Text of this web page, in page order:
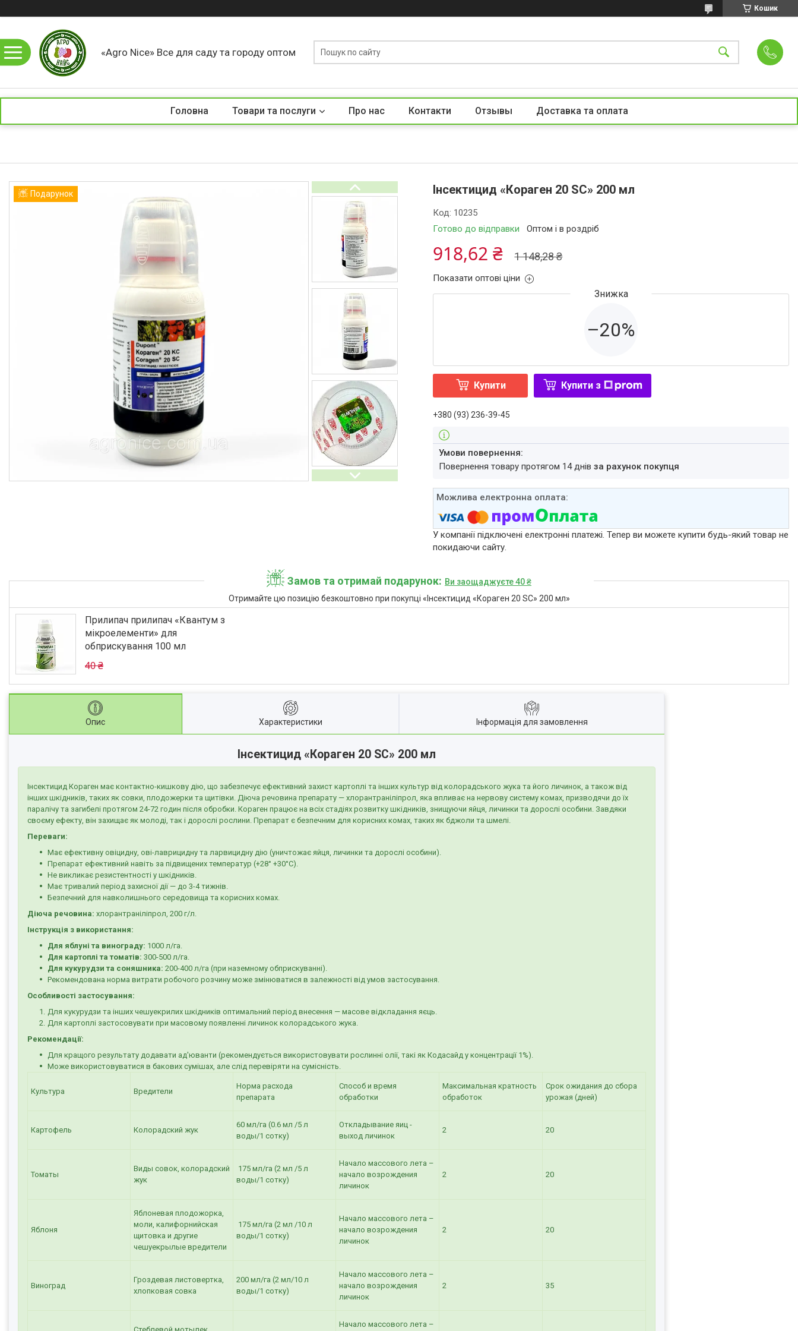
Кошик
«Agro Nice» Все для саду та городу оптом
Головна Товари та послуги Про нас Контакти Отзывы Доставка та оплата
Подарунок Інсектицид «Кораген 20 SC» 200 мл
Готово до відправки Оптом і в роздріб
Код: 10235
1 148,28 ₴
918,62 ₴
Показати оптові ціни
–20%
Купити Купити з
+380 (93) 236-39-45
повернення товару протягом 14 днівза рахунок покупця
У компанії підключені електронні платежі. Тепер ви можете купити будь-який товар не
покидаючи сайту.
Замов та отримай подарунок
Ви заощаджуєте 40 ₴
Отримайте цю позицію безкоштовно при покупці «Інсектицид «Кораген 20 SC» 200 мл»
40 ₴
Прилипач прилипач «Квантум з
мікроелементи» для
обприскування 100 мл
Опис Характеристики Інформація для замовлення
Інсектицид «Кораген 20 SC» 200 мл
Інсектицид Кораген має контактно-кишкову дію, що забезпечує ефективний захист картоплі та інших культур від колорадського жука та його личинок, а також від
інших шкідників, таких як совки, плодожерки та щитівки. Діюча речовина препарату — хлорантраніліпрол, яка впливає на нервову систему комах, призводячи до їх
паралічу та загибелі протягом 24-72 годин після обробки. Кораген працює на всіх стадіях розвитку шкідників, знищуючи яйця, личинки та дорослі особини. Завдяки
своєму ефекту, він захищає як молоді, так і дорослі рослини. Препарат є безпечним для корисних комах, таких як бджоли та шмелі.
Переваги:
Має ефективну овіцидну, ові-лаврицидну та ларвицидну дію (уничтожає яйця, личинки та дорослі особини).
Препарат ефективний навіть за підвищених температур (+28° +30°C).
Не викликає резистентності у шкідників.
Має тривалий період захисної дії — до 3-4 тижнів.
Безпечний для навколишнього середовища та корисних комах.
Діюча речовина: хлорантраніліпрол, 200 г/л.
Інструкція з використання:
Для яблуні та винограду: 1000 л/га.
Для картоплі та томатів: 300-500 л/га.
Для кукурудзи та соняшника: 200-400 л/га (при наземному обприскуванні).
Рекомендована норма витрати робочого розчину може змінюватися в залежності від умов застосування.
Особливості застосування:
Для кукурудзи та інших чешуекрилих шкідників оптимальний період внесення — масове відкладання яєць.
Для картоплі застосовувати при масовому появленні личинок колорадського жука.
Рекомендації:
Для кращого результату додавати ад'юванти (рекомендується використовувати рослинні олії, такі як Кодасайд у концентрації 1%).
Може використовуватися в бакових сумішах, але слід перевіряти на сумісність.
Культура Вредители
Норма расхода
препарата
Способ и время
обработки
Максимальная кратность
обработок
Срок ожидания до сбора
урожая (дней)
Картофель Колорадский жук
60 мл/га (0.6 мл /5 л
воды/1 сотку)
Откладывание яиц -
выход личинок
2 20
Томаты
Виды совок, колорадский
жук
175 мл/га (2 мл /5 л
воды/1 сотку)
Начало массового лета –
начало возрождения
личинок
2 20
Яблоня
Яблоневая плодожорка,
моли, калифорнийская
щитовка и другие
чешуекрылые вредители
175 мл/га (2 мл /10 л
воды/1 сотку)
Начало массового лета –
начало возрождения
личинок
2 20
Виноград
Гроздевая листовертка,
хлопковая совка
200 мл/га (2 мл/10 л
воды/1 сотку)
Начало массового лета –
начало возрождения
личинок
2 35
Начало массового лета –